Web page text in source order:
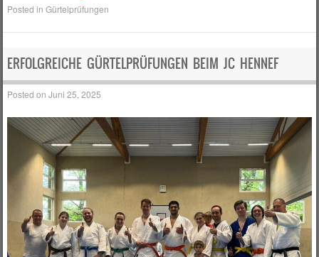
Posted inGürtelprüfungen
ERFOLGREICHE GÜRTELPRÜFUNGEN BEIM JC HENNEF
Posted onJuni 25, 2025